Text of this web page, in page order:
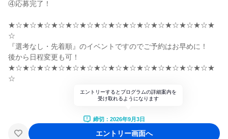
④応募完了！
★☆★☆★☆★☆★☆★☆★☆★☆★☆★☆★☆★☆★☆★☆★
☆
『選考なし・先着順』のイベントですのでご予約はお早めに！
後から日程変更も可！
★☆★☆★☆★☆★☆★☆★☆★☆★☆★☆★☆★☆★☆★☆★
☆
エントリーするとプログラムの詳細案内を
受け取れるようになります
締切：2026年9月3日
エントリー画面へ